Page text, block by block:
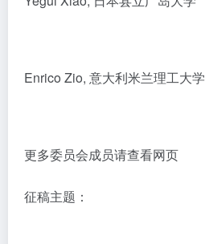
Enrico Zio, 意大利米兰理工大学
更多委员会成员请查看网页
征稿主题：